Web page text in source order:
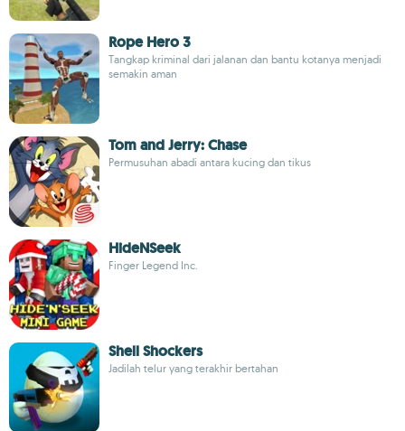
Rope Hero 3
Tangkap kriminal dari jalanan dan bantu kotanya menjadi
semakin aman
Tom and Jerry: Chase
Permusuhan abadi antara kucing dan tikus
HideNSeek
Finger Legend Inc.
Shell Shockers
Jadilah telur yang terakhir bertahan